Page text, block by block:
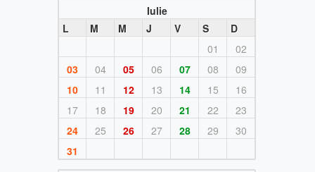
Iulie
L
M M J V S
D
01
02
03
04 05 06 07 08
09
10
11 12 13 14 15
16
17
18 19 20 21 22
23
24
25 26 27 28 29
30
31